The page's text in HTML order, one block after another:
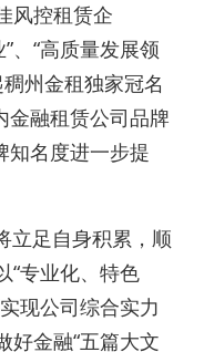
风控租赁企
、“高质量发展领
州金租独家冠名
金融租赁公司品牌
知名度进一步提
立足自身积累，顺
“专业化、特色
现公司综合实力
好金融“五篇大文